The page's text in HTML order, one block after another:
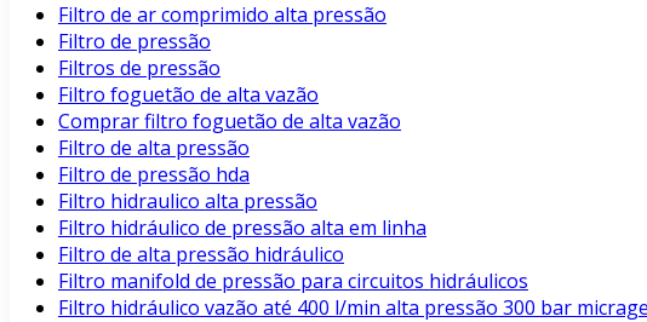
Filtro de ar comprimido alta pressão
Filtro de pressão
Filtros de pressão
Filtro foguetão de alta vazão
Comprar filtro foguetão de alta vazão
Filtro de alta pressão
Filtro de pressão hda
Filtro hidraulico alta pressão
Filtro hidráulico de pressão alta em linha
Filtro de alta pressão hidráulico
Filtro manifold de pressão para circuitos hidráulicos
Filtro hidráulico vazão até 400 l/min alta pressão 300 bar